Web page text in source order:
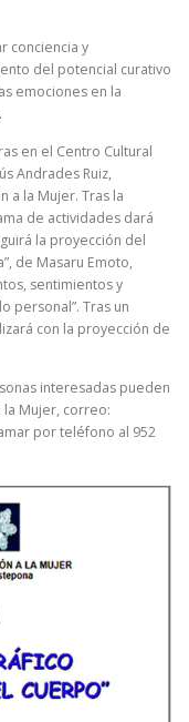
conciencia y
del potencial curativo
emociones en la
en el Centro Cultural
Andrades Ruiz,
a la Mujer. Tras la
de actividades dará
la proyección del
de Masaru Emoto,
sentimientos y
personal”. Tras un
con la proyección de
interesadas pueden
Mujer, correo:
por teléfono al 952